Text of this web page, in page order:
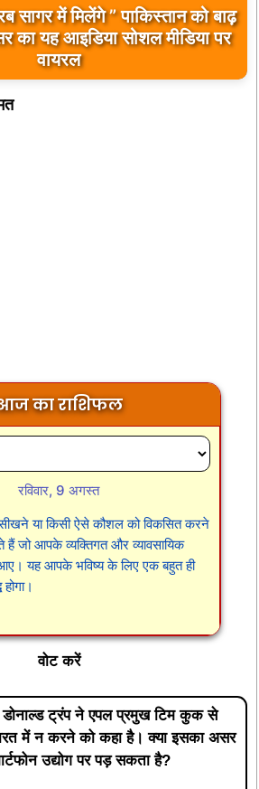
सागर में मिलेंगे ” पाकिस्तान को बाढ़
का यह आइडिया सोशल मीडिया पर
वायरल
का राशिफल
रविवार, 9 अगस्त
या किसी ऐसे कौशल को विकसित करने
हैं जो आपके व्यक्तिगत और व्यावसायिक
यह आपके भविष्य के लिए एक बहुत ही
वोट करें
डोनाल्ड ट्रंप ने एपल प्रमुख टिम कुक से
में न करने को कहा है। क्या इसका असर
उद्योग पर पड़ सकता है?